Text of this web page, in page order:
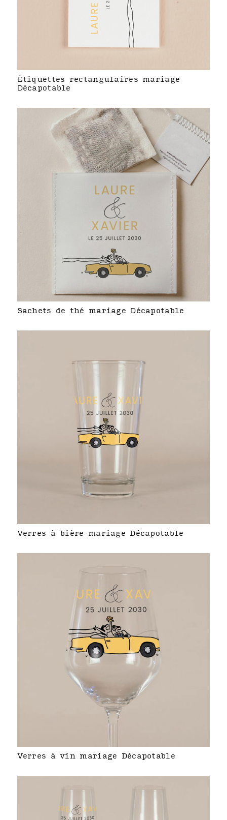
Étiquettes rectangulaires mariage
Décapotable
Sachets de thé mariage Décapotable
Verres à bière mariage Décapotable
Verres à vin mariage Décapotable